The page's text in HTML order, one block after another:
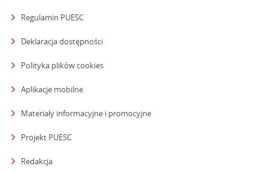
Regulamin PUESC
Deklaracja dostępności
Polityka plików cookies
Aplikacje mobilne
Materiały informacyjne i promocyjne
Projekt PUESC
Redakcja